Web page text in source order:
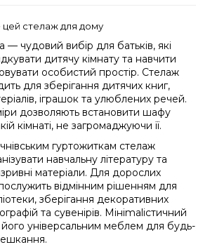
цей стелаж для дому
чудовий вибір для батьків, які
дитячу кімнату та навчити
особистий простір. Стелаж
для зберігання дитячих книг,
іграшок та улюблених речей.
дозволяють встановити шафу
кімнаті, не загромаджуючи її.
гуртожиткам стелаж
навчальну літературу та
матеріали. Для дорослих
відмінним рішенням для
зберігання декоративних
та сувенірів. Мініmalістичний
універсальним меблем для будь-